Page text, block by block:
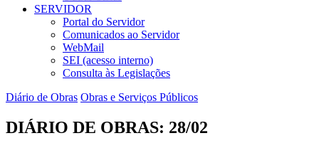
SERVIDOR
Portal do Servidor
Comunicados ao Servidor
WebMail
SEI (acesso interno)
Consulta às Legislações
Diário de Obras Obras e Serviços Públicos
DIÁRIO DE OBRAS: 28/02